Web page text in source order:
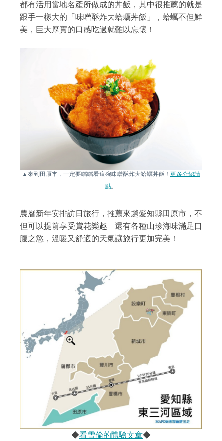
都有活用當地名產所做成的丼飯，其中很推薦的就是
跟手一樣大的「味噌酥炸大蛤蠣丼飯」，蛤蠣不但鮮
美，巨大厚實的口感吃過就難以忘懷！
▲來到田原市，一定要嚐嚐看這碗味噌酥炸大蛤蠣丼飯！ 更多介紹請
點。
農曆新年安排訪日旅行，推薦來趟愛知縣田原市，不
但可以提前享受賞花樂趣，還有各種山珍海味滿足口
腹之慾，溫暖又舒適的天氣讓旅行更加完美！
◆看雪倫的體驗文章◆